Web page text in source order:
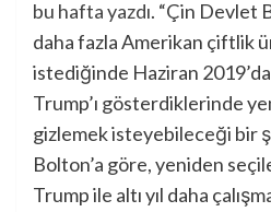
bu hafta yazdı. “Çin Devlet
daha fazla Amerikan çiftlik
istediğinde Haziran
Trump’ı gösterdiklerinde
gizlemek isteyebileceği bir
Bolton’a göre, yeniden
Trump ile altı yıl daha